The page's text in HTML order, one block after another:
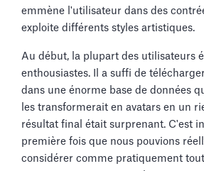
emmène l'utilisateur dans des
exploite différents styles artistiques.
Au début, la plupart des utilisateurs
enthousiastes. Il a suffi de
dans une énorme base de données
les transformerait en avatars en un
résultat final était surprenant. C'est
première fois que nous pouvions
considérer comme pratiquement